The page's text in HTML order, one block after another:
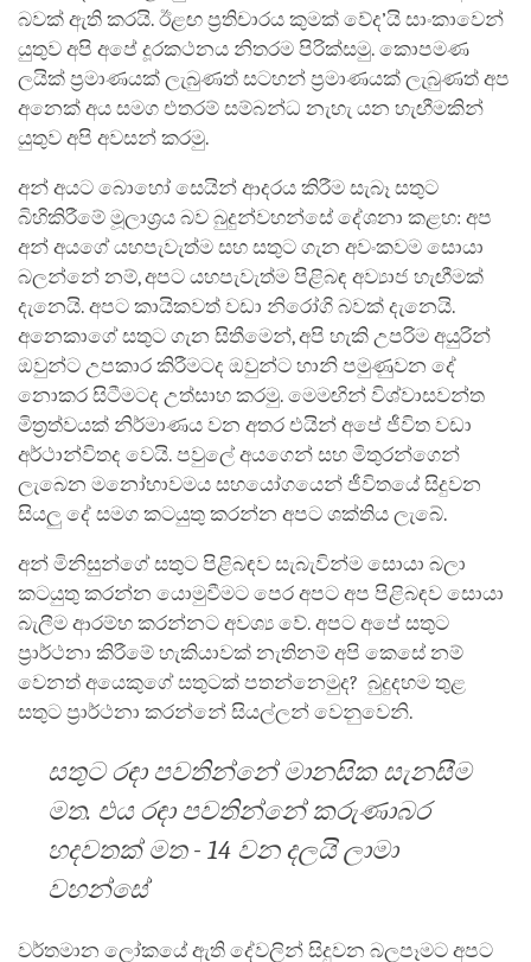
බවක් ඇති කරයි. ඊළඟ ප්‍රතිචාරය කුමක් වේද’යි සාංකාවෙන්
යුතුව අපි අපේ දූරකථනය නිතරම පිරික්සමු. කොපමණ
ලයික් ප්‍රමාණයක් ලැබුණත් සටහන් ප්‍රමාණයක් ලැබුණත් අප
අනෙක් අය සමග එතරම් සම්බන්ධ නැහැ යන හැඟීමකින්
යුතුව අපි අවසන් කරමු.
අන් අයට බොහෝ සෙයින් ආදරය කිරීම සැබෑ සතුට
බිහිකිරීමේ මූලාශ්‍රය බව බුදුන්වහන්සේ දේශනා කළහ: අප
අන් අයගේ යහපැවැත්ම සහ සතුට ගැන අවංකවම සොයා
බලන්නේ නම්, අපට යහපැවැත්ම පිළිබඳ අව්‍යාජ හැඟීමක්
දැනෙයි. අපට කායිකවත් වඩා නිරෝගි බවක් දැනෙයි.
අනෙකාගේ සතුට ගැන සිතීමෙන්, අපි හැකි උපරිම අයුරින්
ඔවුන්ට උපකාර කිරීමටද ඔවුන්ට හානි පමුණුවන දේ
නොකර සිටීමටද උත්සාහ කරමු. මෙමඟින් විශ්වාසවන්ත
මිත්‍රත්වයක් නිර්මාණය වන අතර එයින් අපේ ජීවිත වඩා
අර්ථාන්විතද වෙයි. පවුලේ අයගෙන් සහ මිතුරන්ගෙන්
ලැබෙන මනෝභාවමය සහයෝගයෙන් ජීවිතයේ සිදුවන
සියලු දේ සමග කටයුතු කරන්න අපට ශක්තිය ලැබේ.
අන් මිනිසුන්ගේ සතුට පිළිබඳව සැබැවින්ම සොයා බලා
කටයුතු කරන්න යොමුවීමට පෙර අපට අප පිළිබඳව සොයා
බැලීම ආරම්භ කරන්නට අවශ්‍ය වේ. අපට අපේ සතුට
ප්‍රාර්ථනා කිරීමේ හැකියාවක් නැතිනම් අපි කෙසේ නම්
වෙනත් අයෙකුගේ සතුටක් පතන්නෙමුද? බුදුදහම තුළ
සතුට ප්‍රාර්ථනා කරන්නේ සියල්ලන් වෙනුවෙනි.
සතුට රඳා පවතින්නේ මානසික සැනසීම
මත. එය රඳා පවතින්නේ කරුණාබර
හදවතක් මත - 14 වන දලයි ලාමා
වහන්සේ
වර්තමාන ලෝකයේ ඇති දේවලින් සිදුවන බලපෑමට අපට